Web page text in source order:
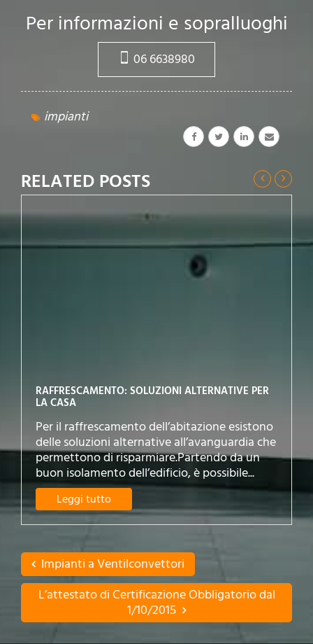
Per informazioni e sopralluoghi
06 6638980
impianti
RELATED POSTS
RAFFRESCAMENTO: SOLUZIONI ALTERNATIVE PER
LA CASA
Per il raffrescamento dell’abitazione esistono
delle soluzioni alternative all’avanguardia che
permettono di risparmiare.Partendo da un
buon isolamento dell’edificio, è possibile...
Leggi tutto
Impianti a Ventilconvettori
L’attestato di Certificazione Obbligatorio dal
1/10/2015